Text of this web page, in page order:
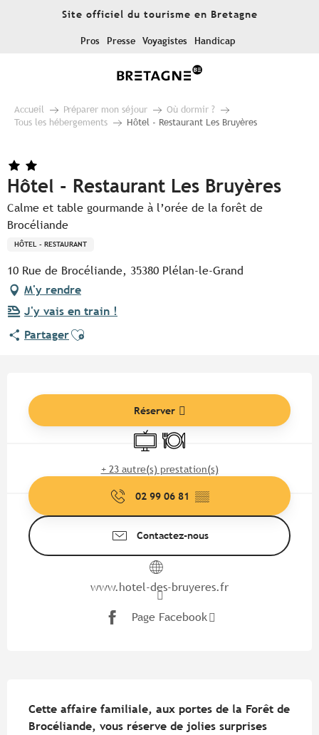
Site officiel du tourisme en Bretagne
Pros Presse Voyagistes Handicap
Accueil Préparer mon séjour
Où dormir ?
Tous les hébergements
Hôtel - Restaurant Les Bruyères
Hôtel - Restaurant Les Bruyères
Calme et table gourmande à l’orée de la forêt de
Brocéliande
HÔTEL - RESTAURANT
10 Rue de Brocéliande, 35380 Plélan-le-Grand
M'y rendre
J'y vais en train !
PartagerAjouter aux favoris
Réserver
TélévisionRestaurant
+ 23 autre(s) prestation(s)
02 99 06 81 ▒▒
Contactez-nous
www.hotel-des-bruyeres.fr
Page Facebook
Cette affaire familiale, aux portes de la Forêt de
Brocéliande, vous réserve de jolies surprises